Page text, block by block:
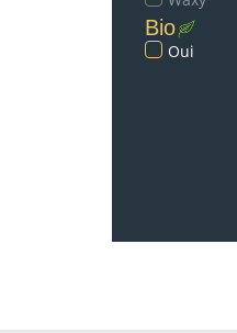
Bio
Oui